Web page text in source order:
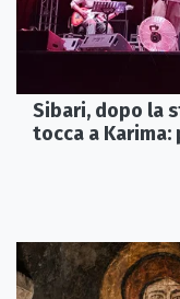
Sibari, dopo la
tocca a Karima: